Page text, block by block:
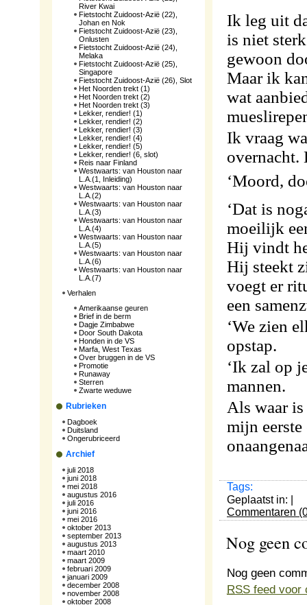
River Kwai
Fietstocht Zuidoost-Azië (22),
Johan en Nok
Fietstocht Zuidoost-Azië (23),
Onlusten
Fietstocht Zuidoost-Azië (24),
Melaka
Fietstocht Zuidoost-Azië (25),
Singapore
Fietstocht Zuidoost-Azië (26), Slot
Het Noorden trekt (1)
Het Noorden trekt (2)
Het Noorden trekt (3)
Lekker, rendier! (1)
Lekker, rendier! (2)
Lekker, rendier! (3)
Lekker, rendier! (4)
Lekker, rendier! (5)
Lekker, rendier! (6, slot)
Reis naar Finland
Westwaarts: van Houston naar
L.A.(1, Inleiding)
Westwaarts: van Houston naar
L.A.(2)
Westwaarts: van Houston naar
L.A.(3)
Westwaarts: van Houston naar
L.A.(4)
Westwaarts: van Houston naar
L.A.(5)
Westwaarts: van Houston naar
L.A.(6)
Westwaarts: van Houston naar
L.A.(7)
Verhalen
Amerikaanse geuren
Brief in de berm
Dagje Zimbabwe
Door South Dakota
Honden in de VS
Marfa, West Texas
Over bruggen in de VS
Promotie
Runaway
Sterren
Zwarte weduwe
Rubrieken
Dagboek
Duitsland
Ongerubriceerd
Archief
juli 2018
juni 2018
mei 2018
augustus 2016
juli 2016
juni 2016
mei 2016
oktober 2013
september 2013
augustus 2013
maart 2010
maart 2009
februari 2009
januari 2009
december 2008
november 2008
oktober 2008
Ik leg uit
is niet
gewoon
Maar ik
wat
Ik vraag
overnacht.
‘Moord,
‘Dat is
moeilijk
Hij vindt
Hij steekt
voegt er
een
‘We zien
opstap.
‘Ik zal op
mannen.
Als waar
mijn
Tags:
Geplaatst in: |
Commentaren
Nog geen
Nog geen
RSS feed voor